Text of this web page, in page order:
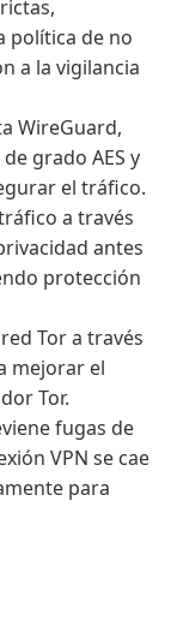
política de no
a la vigilancia
WireGuard,
grado AES y
el tráfico.
a través
antes
protección
Tor a través
mejorar el
Tor.
fugas de
VPN se cae
para